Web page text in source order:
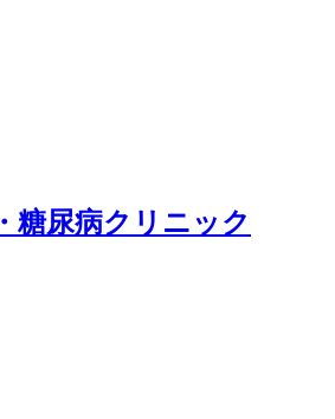
糖尿病クリニック